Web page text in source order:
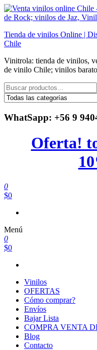
Saltar
al
Tienda de vinilos Online |
Chile
Vinitrola: tienda de vinilos,
de vinilo Chile; vinilos
WhatSapp: +56 9
Oferta!
0
$0
Menú
0
$0
Vinilos
OFERTAS
Cómo comprar?
Envíos
Bajar Lista
COMPRA VENTA
Blog
Contacto